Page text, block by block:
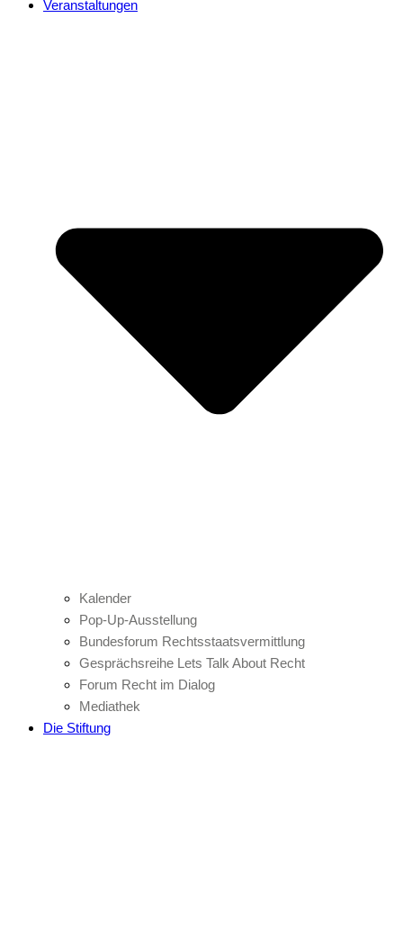
Veranstaltungen
Kalender
Pop-Up-Ausstellung
Bundesforum Rechtsstaatsvermittlung
Gesprächsreihe Lets Talk About Recht
Forum Recht im Dialog
Mediathek
Die Stiftung